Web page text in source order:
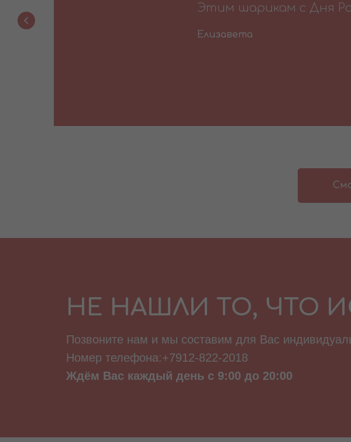
Этим шарикам с Дня
Елизавета
НЕ НАШЛИ ТО, ЧТО
Позвоните нам и мы составим для Вас
Номер телефона:+7912-822-2018
Ждём Вас каждый день с 9:00 до 20:00